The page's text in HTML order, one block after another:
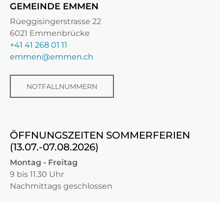
GEMEINDE EMMEN
Rüeggisingerstrasse 22
6021 Emmenbrücke
+41 41 268 01 11
emmen@emmen.ch
NOTFALLNUMMERN
ÖFFNUNGSZEITEN SOMMERFERIEN
(13.07.-07.08.2026)
Montag - Freitag
9 bis 11.30 Uhr
Nachmittags geschlossen